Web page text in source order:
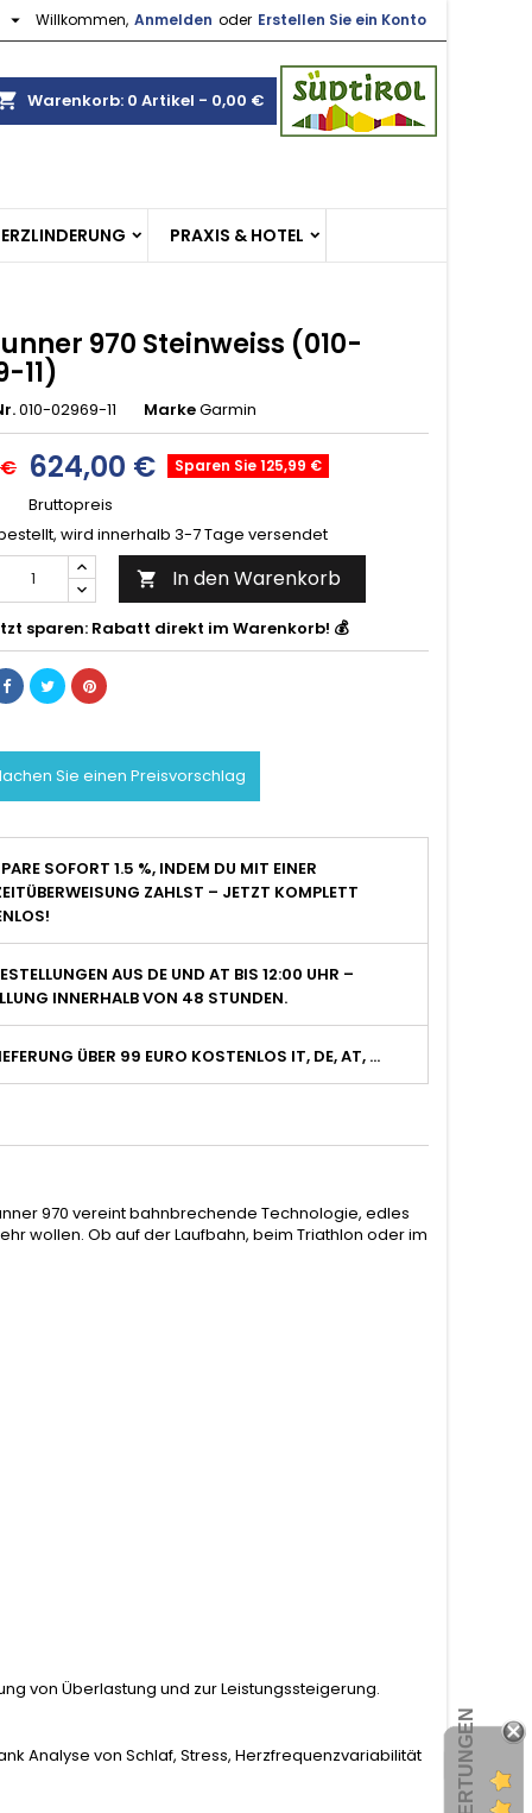
Willkommen, Anmelden oder Erstellen Sie ein Konto

Warenkorb: 0 Artikel - 0,00 €
PRAXIS & HOTEL
970 Steinweiss (010-
11)
010-02969-11 MarkeGarmin
624,00 € Sparen Sie 125,99 €
Bruttopreis
wird innerhalb 3-7 Tage versendet
 In den Warenkorb
sparen: Rabatt direkt im Warenkorb! 💰
Sie einen Preisvorschlag
SOFORT 1.5 %, INDEM DU MIT EINER
ZAHLST – JETZT KOMPLETT
AUS DE UND AT BIS 12:00 UHR –
INNERHALB VON 48 STUNDEN.
ÜBER 99 EURO KOSTENLOS IT, DE, AT, ...
970 vereint bahnbrechende Technologie, edles
wollen. Ob auf der Laufbahn, beim Triathlon oder im
von Überlastung und zur Leistungssteigerung.
Analyse von Schlaf, Stress, Herzfrequenzvariabilität